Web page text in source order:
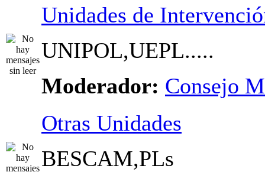
Unidades de
UNIPOL,UEPL.....
Moderador: Consejo
Otras Unidades
BESCAM,PLs